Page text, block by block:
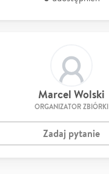
Marcel Wolski
ORGANIZATOR ZBIÓRKI
Zadaj pytanie